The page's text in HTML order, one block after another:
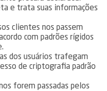
e trata suas informações
clientes nos passem
com padrões rígidos
dos usuários trafegam
de criptografia padrão
forem passadas pelos